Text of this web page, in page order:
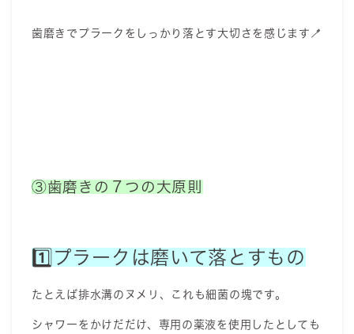
歯磨きでプラークをしっかり落とす大切さを感じます🪥
③歯磨きの７つの大原則
1️⃣プラークは磨いて落とすもの
たとえば排水溝のヌメリ、これも細菌の塊です。
シャワーをかけだだけ、専用の薬液を使用したとしても